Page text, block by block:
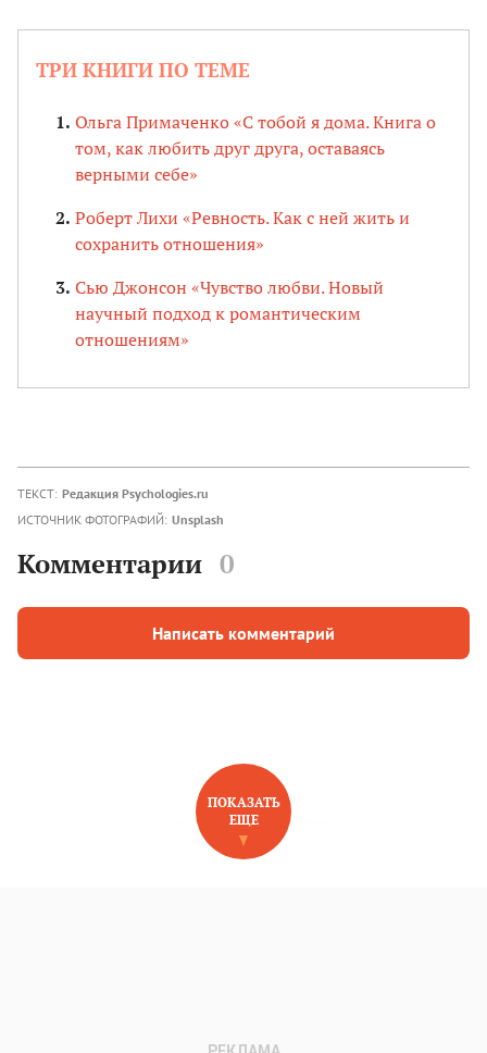
ТРИ КНИГИ ПО ТЕМЕ
Ольга Примаченко «С тобой я дома. Книга о
том, как любить друг друга, оставаясь
верными себе»
Роберт Лихи «Ревность. Как с ней жить и
сохранить отношения»
Сью Джонсон «Чувство любви. Новый
научный подход к романтическим
отношениям»
ТЕКСТ: Редакция Psychologies.ru
ИСТОЧНИК ФОТОГРАФИЙ: Unsplash
Комментарии 0
Написать комментарий
НОВОЕ НА САЙТЕ
ПОКАЗАТЬ
ЕЩЕ